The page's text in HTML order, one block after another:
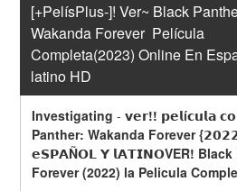
[+PelísPlus-]! Ver~ Black
Wakanda Forever  Película
Completa(2023) Online En
latino HD
Investigating -𝘃𝗲𝗿!! 𝗽𝗲𝗹í𝗰𝘂𝗹𝗮
Panther: Wakanda Forever
𝗲𝗦𝗣𝗔Ñ𝗢𝗟 𝗬 𝗹𝗔𝗧𝗜𝗡𝗢VER! Black
Forever (2022) la Pelicula